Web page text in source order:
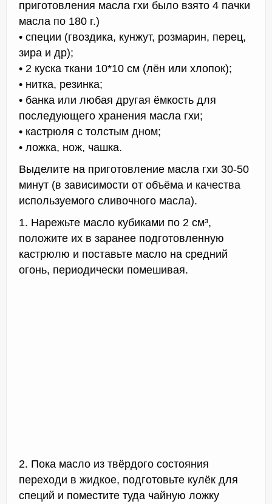
приготовления масла гхи было взято 4 пачки
масла по 180 г.)
• специи (гвоздика, кунжут, розмарин, перец,
зира и др);
• 2 куска ткани 10*10 см (лён или хлопок);
• нитка, резинка;
• банка или любая другая ёмкость для
последующего хранения масла гхи;
• кастрюля с толстым дном;
• ложка, нож, чашка.
Выделите на приготовление масла гхи 30-50
минут (в зависимости от объёма и качества
используемого сливочного масла).
1. Нарежьте масло кубиками по 2 см³,
положите их в заранее подготовленную
кастрюлю и поставьте масло на средний
огонь, периодически помешивая.
2. Пока масло из твёрдого состояния
переходи в жидкое, подготовьте кулёк для
специй и поместите туда чайную ложку